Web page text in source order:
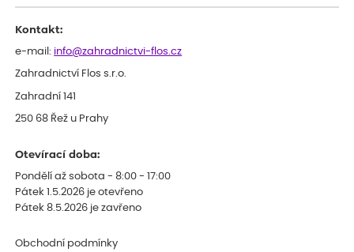
Kontakt:
e-mail: info@zahradnictvi-flos.cz
Zahradnictví Flos s.r.o.
Zahradní 141
250 68 Řež u Prahy
Otevírací doba:
Pondělí až sobota - 8:00 - 17:00
Pátek 1.5.2026 je otevřeno
Pátek 8.5.2026 je zavřeno
Obchodní podmínky